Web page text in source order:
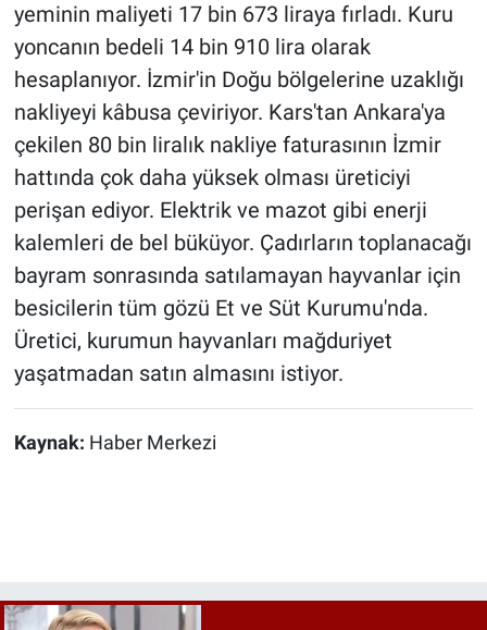
yeminin maliyeti 17 bin 673 liraya fırladı. Kuru
yoncanın bedeli 14 bin 910 lira olarak
hesaplanıyor. İzmir'in Doğu bölgelerine uzaklığı
nakliyeyi kâbusa çeviriyor. Kars'tan Ankara'ya
çekilen 80 bin liralık nakliye faturasının İzmir
hattında çok daha yüksek olması üreticiyi
perişan ediyor. Elektrik ve mazot gibi enerji
kalemleri de bel büküyor. Çadırların toplanacağı
bayram sonrasında satılamayan hayvanlar için
besicilerin tüm gözü Et ve Süt Kurumu'nda.
Üretici, kurumun hayvanları mağduriyet
yaşatmadan satın almasını istiyor.
Kaynak: Haber Merkezi